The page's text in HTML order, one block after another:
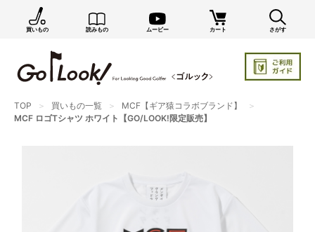
買いもの 読みもの ムービー カート さがす
TOP 買いもの一覧
MCF【ギア猿コラボブランド】
MCF ロゴTシャツ ホワイト【GO/LOOK!限定販売】
×
GO/LOOK! からのお知らせ（受信設定）
新商品情報や編集部のオススメ、オトクな情報・買い
まだご登録でない方はぜひ！